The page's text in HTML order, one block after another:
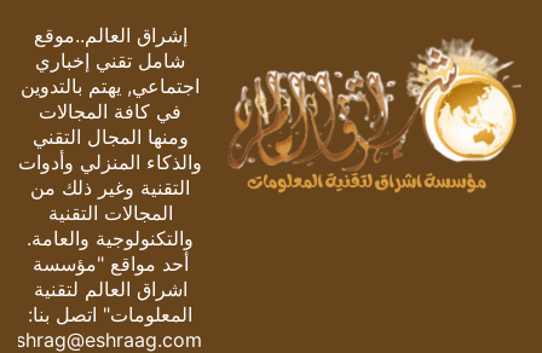
إشراق العالم..موقع
شامل تقني إخباري
اجتماعي, يهتم بالتدوين
في كافة المجالات
ومنها المجال التقني
والذكاء المنزلي وأدوات
التقنية وغير ذلك من
المجالات التقنية
والتكنولوجية والعامة.
أحد مواقع "مؤسسة
اشراق العالم لتقنية
المعلومات" اتصل بنا:
eshrag@eshraag.com